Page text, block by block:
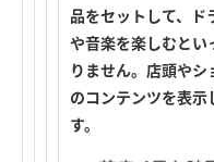
品をセットして、
や音楽を楽しむと
りません。店頭や
のコンテンツを表
す。